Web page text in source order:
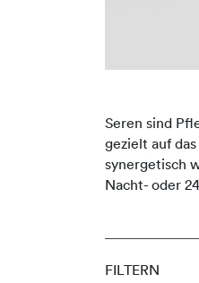
Seren sind
gezielt auf
synergetisch
Nacht- oder
FILTERN